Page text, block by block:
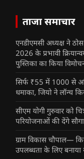
ताजा समाचार
एनडीएमसी अध्यक्ष ने
2026 के प्रभावी
पुस्तिका का किया
सिर्फ ₹55 में 1000 से
धमाका, जियो ने लॉन्च
सीएम योगी गुरुवार को
परियोजनाओं की देंगे
ग्राम विकास चौपाल—
उपलब्धता के लिए बनाया